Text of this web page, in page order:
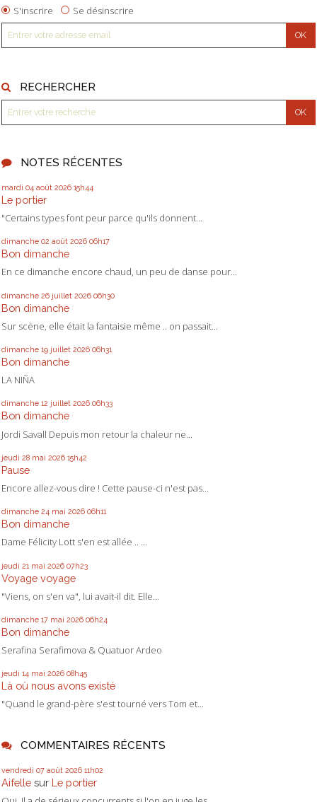
S'inscrire Se désinscrire
RECHERCHER
NOTES RÉCENTES
mardi 04 août 2026 15h44
Le portier
"Certains types font peur parce qu'ils donnent...
dimanche 02 août 2026 06h17
Bon dimanche
En ce dimanche encore chaud, un peu de danse pour...
dimanche 26 juillet 2026 06h30
Bon dimanche
Sur scène, elle était la fantaisie même .. on passait...
dimanche 19 juillet 2026 06h31
Bon dimanche
LA NIÑA
dimanche 12 juillet 2026 06h33
Bon dimanche
Jordi Savall Depuis mon retour la chaleur ne...
jeudi 28 mai 2026 15h42
Pause
Encore allez-vous dire ! Cette pause-ci n'est pas...
dimanche 24 mai 2026 06h11
Bon dimanche
Dame Félicity Lott s'en est allée .. ...
jeudi 21 mai 2026 07h23
Voyage voyage
"Viens, on s'en va", lui avait-il dit. Elle...
dimanche 17 mai 2026 06h24
Bon dimanche
Serafina Serafimova & Quatuor Ardeo
jeudi 14 mai 2026 08h45
Là où nous avons existé
"Quand le grand-père s'est tourné vers Tom et...
COMMENTAIRES RÉCENTS
vendredi 07 août 2026 11h02
Aifelle sur Le portier